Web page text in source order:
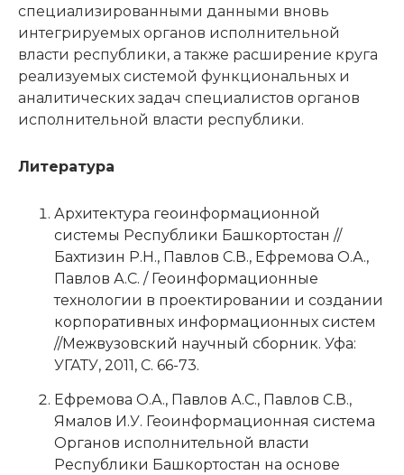
специализированными данными вновь
интегрируемых органов исполнительной
власти республики, а также расширение круга
реализуемых системой функциональных и
аналитических задач специалистов органов
исполнительной власти республики.
Литература
Архитектура геоинформационной
системы Республики Башкортостан //
Бахтизин Р.Н., Павлов С.В., Ефремова О.А.,
Павлов А.С. / Геоинформационные
технологии в проектировании и создании
корпоративных информационных систем
//Межвузовский научный сборник. Уфа:
УГАТУ, 2011, С. 66-73.
Ефремова О.А., Павлов А.С., Павлов С.В.,
Ямалов И.У. Геоинформационная система
Органов исполнительной власти
Республики Башкортостан на основе